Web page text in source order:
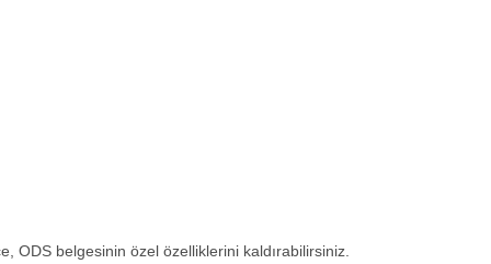
ODS belgesinin özel özelliklerini kaldırabilirsiniz.